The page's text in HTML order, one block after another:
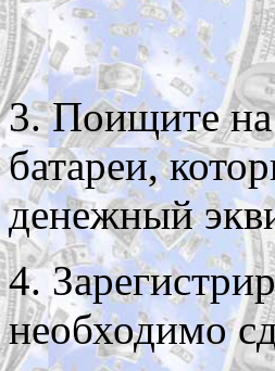
3. Поищите
батареи,
денежный
4.
необходимо